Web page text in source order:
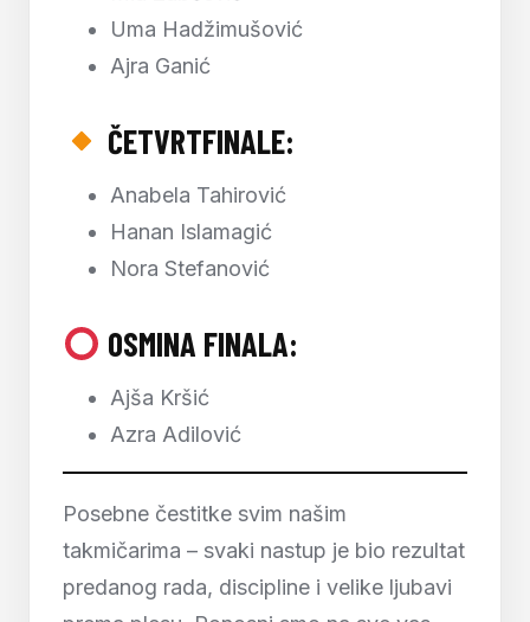
Uma Hadžimušović
Ajra Ganić
ČETVRTFINALE:
Anabela Tahirović
Hanan Islamagić
Nora Stefanović
OSMINA FINALA:
Ajša Kršić
Azra Adilović
Posebne čestitke svim našim
takmičarima – svaki nastup je bio rezultat
predanog rada, discipline i velike ljubavi